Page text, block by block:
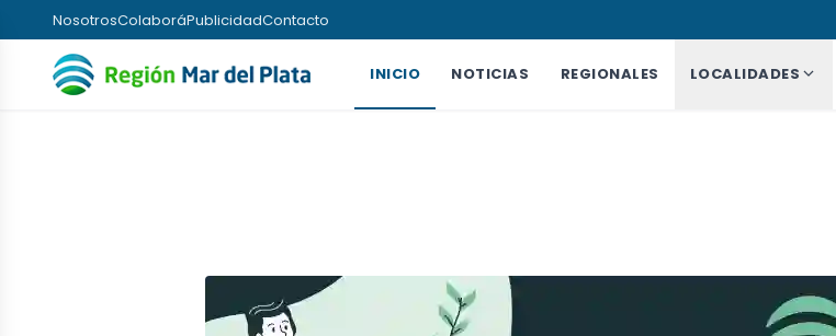
NosotrosColaboráPublicidadContacto
INICIO NOTICIAS REGIONALES LOCALIDADES